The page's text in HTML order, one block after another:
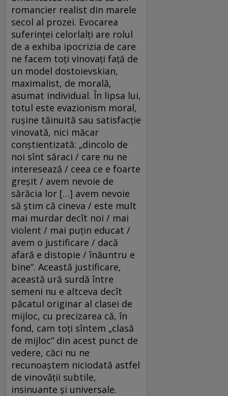
romancier realist din marele
secol al prozei. Evocarea
suferinței celorlalți are rolul
de a exhiba ipocrizia de care
ne facem toți vinovați față de
un model dostoievskian,
maximalist, de morală,
asumat individual. În lipsa lui,
totul este evazionism moral,
rușine tăinuită sau satisfacție
vinovată, nici măcar
conștientizată: „dincolo de
noi sînt săraci / care nu ne
interesează / ceea ce e foarte
greșit / avem nevoie de
sărăcia lor […] avem nevoie
să știm că cineva / este mult
mai murdar decît noi / mai
violent / mai puțin educat /
avem o justificare / dacă
afară e distopie / înăuntru e
bine“. Această justificare,
această ură surdă între
semeni nu e altceva decît
păcatul originar al clasei de
mijloc, cu precizarea că, în
fond, cam toți sîntem „clasă
de mijloc“ din acest punct de
vedere, căci nu ne
recunoaștem niciodată astfel
de vinovății subtile,
insinuante și universale.